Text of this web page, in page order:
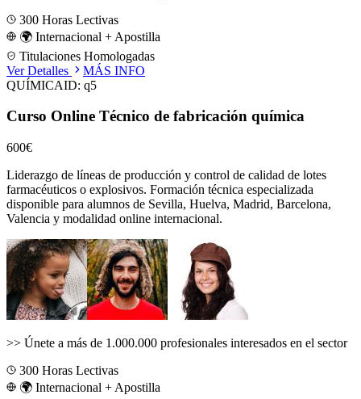
300 Horas Lectivas
🌍 Internacional + Apostilla
Titulaciones Homologadas
Ver Detalles
MÁS INFO
QUÍMICAID: q5
Curso Online Técnico de fabricación química
600€
Liderazgo de líneas de producción y control de calidad de lotes
farmacéuticos o explosivos. Formación técnica especializada
disponible para alumnos de Sevilla, Huelva, Madrid, Barcelona,
Valencia y modalidad online internacional.
>> Únete a más de 1.000.000 profesionales interesados en el sector
300 Horas Lectivas
🌍 Internacional + Apostilla